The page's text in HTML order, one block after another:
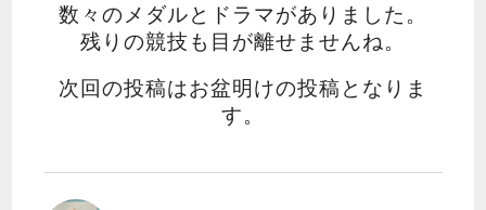
数々のメダルとドラマがありました。
残りの競技も目が離せませんね。
次回の投稿はお盆明けの投稿となりま
す。